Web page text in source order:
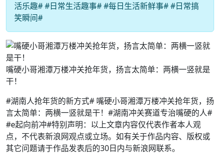
活乐趣# #日常生活趣事# #每日生活新鲜事# #日常搞
笑瞬间#
嘴硬小哥湘潭万楼冲关抢年货，扬言太简单：两横一竖就是
干！
#湖南人抢年货的新方式# 嘴硬小哥湘潭万楼冲关抢年货，扬
言太简单：两横一竖就是干！#湖南冲关赛道专治嘴硬的人#
#e起向前冲#特别声明：以上文章内容仅代表作者本人观
点，不代表新浪网观点或立场。如有关于作品内容、版权或
其它问题请于作品发表后的30日内与新浪网联系。